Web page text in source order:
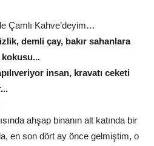
Çamlı Kahve’deyim…
demli çay, bakır sahanlara
kokusu...
insan, kravatı ceketi
ahşap binanın alt katında bir
en son dört ay önce gelmiştim, o